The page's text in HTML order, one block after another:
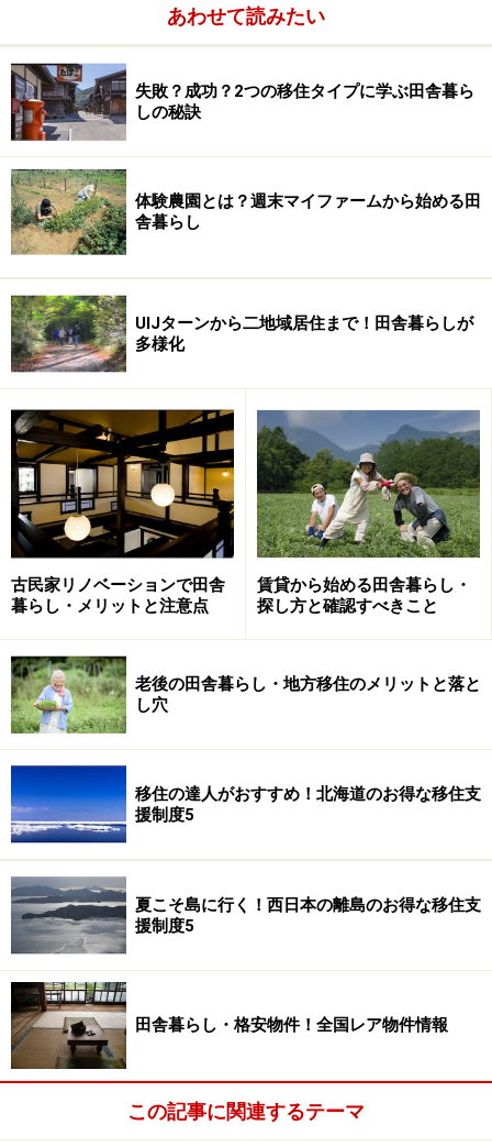
用途別七輪の選び方
写真はイメージです
七輪の形状は、主に機能面を重視してデザインされてい
ます。もちろん、視覚的な好みも重要ですが、まず機能
を知ることが大切。
・昔ながらの「ラッパ型七輪」
日本の生活を支えた七輪の傑作で、煮炊き物重視型で
す。煙突効果（上昇気流）により対流熱が中央部に集中
してあたり、鍋やヤカンの湯を効率よく沸かすことがで
きます。
もちろん焼き物もできますが、焼き面が小さいので、長
いもの、大きいものを焼くにはちょっと不向きです。何
といっても少量の木炭で煮炊きできる優れモノです。
・焼き物を重視した「平型七輪」
木炭が平面的に広がる形で、焼き面を広くしたもの。木
炭や七輪の側壁からでる赤外線の輻射熱を主体に焼き上
あわせて読みたい
失敗？成功？2つの移住タイプに学ぶ田舎暮ら
しの秘訣
体験農園とは？週末マイファームから始める田
舎暮らし
UIJターンから二地域居住まで！田舎暮らしが
多様化
古民家リノベーションで田舎
暮らし・メリットと注意点
賃貸から始める田舎暮らし・
探し方と確認すべきこと
老後の田舎暮らし・地方移住のメリットと落と
し穴
移住の達人がおすすめ！北海道のお得な移住支
援制度5
夏こそ島に行く！西日本の離島のお得な移住支
援制度5
田舎暮らし・格安物件！全国レア物件情報
この記事に関連するテーマ